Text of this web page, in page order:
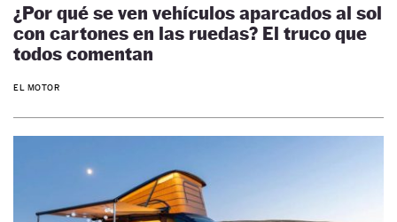
¿Por qué se ven vehículos aparcados al sol
con cartones en las ruedas? El truco que
todos comentan
EL MOTOR